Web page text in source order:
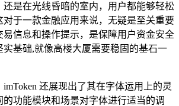
还是在光线昏暗的室内，用户都能够轻松
对于一款金融应用来说，无疑是至关重要
易信息和操作提示，是保障用户资金安全
基础,就像高楼大厦需要稳固的基石一
还展现出了其在字体运用上的灵
功能模块和场景对字体进行适当的调